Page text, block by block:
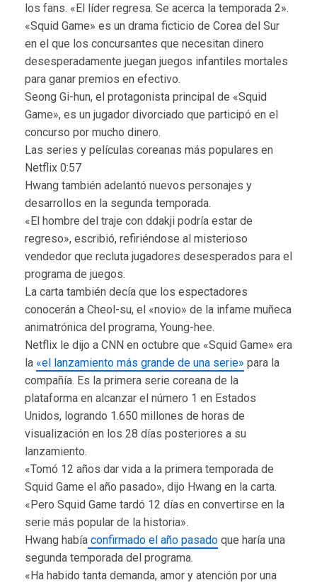
los fans. «El líder regresa. Se acerca la temporada 2».
«Squid Game» es un drama ficticio de Corea del Sur
en el que los concursantes que necesitan dinero
desesperadamente juegan juegos infantiles mortales
para ganar premios en efectivo.
Seong Gi-hun, el protagonista principal de «Squid
Game», es un jugador divorciado que participó en el
concurso por mucho dinero.
Las series y películas coreanas más populares en
Netflix 0:57
Hwang también adelantó nuevos personajes y
desarrollos en la segunda temporada.
«El hombre del traje con ddakji podría estar de
regreso», escribió, refiriéndose al misterioso
vendedor que recluta jugadores desesperados para el
programa de juegos.
La carta también decía que los espectadores
conocerán a Cheol-su, el «novio» de la infame muñeca
animatrónica del programa, Young-hee.
Netflix le dijo a CNN en octubre que «Squid Game» era
la «el lanzamiento más grande de una serie» para la
compañía. Es la primera serie coreana de la
plataforma en alcanzar el número 1 en Estados
Unidos, logrando 1.650 millones de horas de
visualización en los 28 días posteriores a su
lanzamiento.
«Tomó 12 años dar vida a la primera temporada de
Squid Game el año pasado», dijo Hwang en la carta.
«Pero Squid Game tardó 12 días en convertirse en la
serie más popular de la historia».
Hwang había confirmado el año pasado que haría una
segunda temporada del programa.
«Ha habido tanta demanda, amor y atención por una